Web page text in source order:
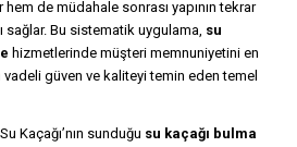
de müdahale sonrası yapının tekrar
sağlar. Bu sistematik uygulama, su
hizmetlerinde müşteri memnuniyetini en
güven ve kaliteyi temin eden temel
Kaçağı’nın sunduğu su kaçağı bulma